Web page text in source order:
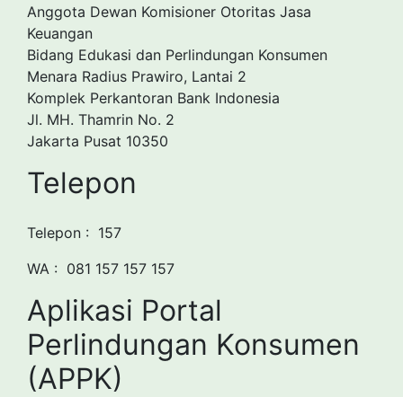
Anggota Dewan Komisioner Otoritas Jasa
Keuangan
Bidang Edukasi dan Perlindungan Konsumen
Menara Radius Prawiro, Lantai 2
Komplek Perkantoran Bank Indonesia
Jl. MH. Thamrin No. 2
Jakarta Pusat 10350
Telepon
Telepon : 157
WA : 081 157 157 157
Aplikasi Portal
Perlindungan Konsumen
(APPK)